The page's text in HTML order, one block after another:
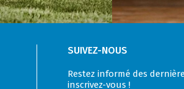
SUIVEZ-NOUS
Restez informé des
inscrivez-vous !